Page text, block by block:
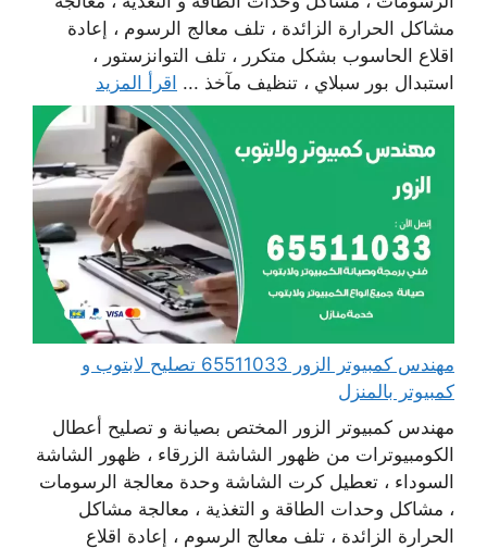
مشاكل الحرارة الزائدة ، تلف معالج الرسوم ، إعادة
اقلاع الحاسوب بشكل متكرر ، تلف التوانزستور ،
استبدال بور سبلاي ، تنظيف مآخذ ... اقرأ المزيد
مهندس كمبيوتر الزور 65511033 تصليح لابتوب و
كمبيوتر بالمنزل
مهندس كمبيوتر الزور المختص بصيانة و تصليح أعطال
الكومبيوترات من ظهور الشاشة الزرقاء ، ظهور الشاشة
السوداء ، تعطيل كرت الشاشة وحدة معالجة الرسومات
، مشاكل وحدات الطاقة و التغذية ، معالجة مشاكل
الحرارة الزائدة ، تلف معالج الرسوم ، إعادة اقلاع